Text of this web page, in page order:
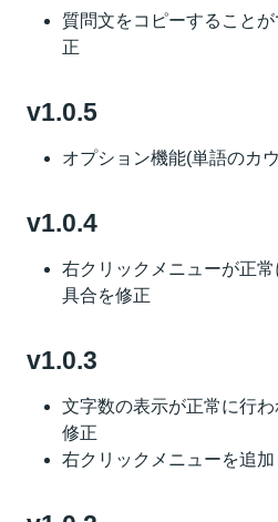
質問文をコピーすること
正
v1.0.5
オプション機能(単語のカ
v1.0.4
右クリックメニューが正
具合を修正
v1.0.3
文字数の表示が正常に行
修正
右クリックメニューを追加